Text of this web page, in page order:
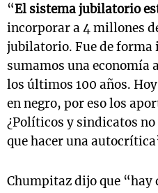
“El sistema jubilatorio
incorporar a 4 millones
jubilatorio. Fue de forma
sumamos una economía
los últimos 100 años.
en negro, por eso los
¿Políticos y sindicatos
que hacer una
Chumpitaz dijo que